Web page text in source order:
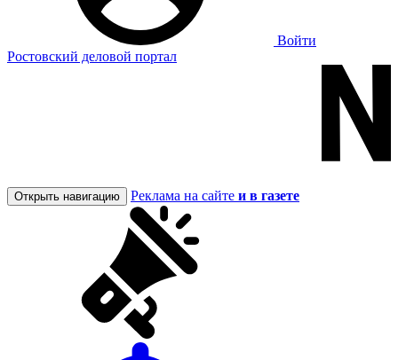
Войти
Ростовский деловой портал
Открыть навигацию Реклама на сайте и в газете